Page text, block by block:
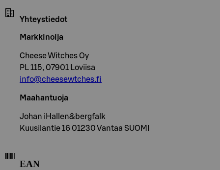
Yhteystiedot
Markkinoija
Cheese Witches Oy
PL 115, 07901 Loviisa
info@cheesewtches.fi
Maahantuoja
Johan iHallen&bergfalk
Kuusilantie 16 01230 Vantaa SUOMI
EAN